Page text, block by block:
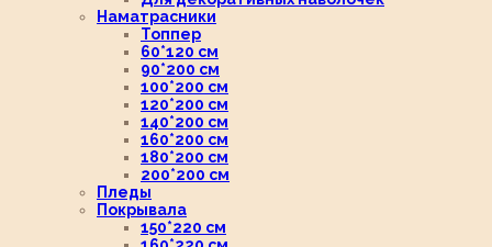
Наматрасники
Топпер
60*120 см
90*200 см
100*200 см
120*200 см
140*200 см
160*200 см
180*200 см
200*200 см
Пледы
Покрывала
150*220 см